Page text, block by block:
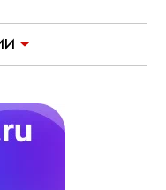
Эрарта,
театр (новая